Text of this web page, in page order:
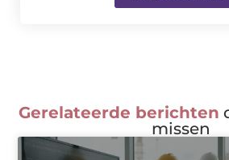
Gerelateerde berichten
missen